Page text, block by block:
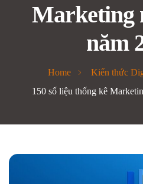
Marketing
năm
Home
Kiến thức
150 số liệu thống kê